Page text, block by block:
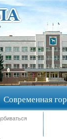
Современная